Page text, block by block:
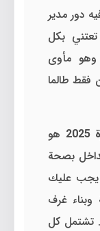
دور مدير
بكل
مأوى
فقط طالما
2025 هو
بصحة
يجب عليك
وبناء غرف
تشتمل كل